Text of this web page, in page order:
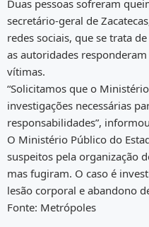
Duas pessoas sofreram
secretário-geral de
redes sociais, que se trata
as autoridades
vítimas.
“Solicitamos que o
investigações necessárias
responsabilidades”,
O Ministério Público do
suspeitos pela organização
mas fugiram. O caso é
lesão corporal e abandono
Fonte: Metrópoles